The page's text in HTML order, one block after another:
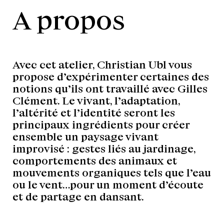
A propos
Avec cet atelier, Christian Ubl vous
propose d’expérimenter certaines des
notions qu’ils ont travaillé avec Gilles
Clément. Le vivant, l’adaptation,
l’altérité et l’identité seront les
principaux ingrédients pour créer
ensemble un paysage vivant
improvisé : gestes liés au jardinage,
comportements des animaux et
mouvements organiques tels que l’eau
ou le vent…pour un moment d’écoute
et de partage en dansant.